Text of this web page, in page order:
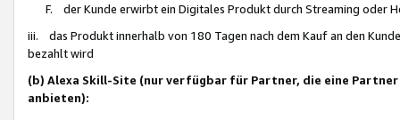
F. der Kunde erwirbt ein Digitales Produkt durch Streaming oder
iii. das Produkt innerhalb von 180 Tagen nach dem Kauf an den
bezahlt wird
(b) Alexa Skill-Site (nur verfügbar für Partner, die eine
anbieten):